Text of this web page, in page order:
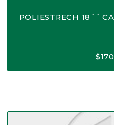
POLIESTRECH 18´´
$